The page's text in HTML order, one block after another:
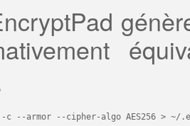
-c --armor --cipher-algo AES256 > ~/